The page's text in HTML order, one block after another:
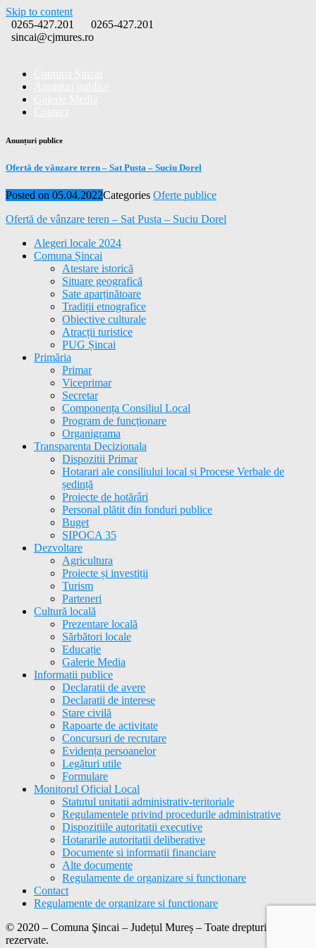
Skip to content
0265-427.201
0265-427.201
sincai@cjmures.ro
Anunțuri publice
Ofertă de vânzare teren – Sat Pusta – Suciu Dorel
Posted on 05.04.2022Categories Oferte publice
Ofertă de vânzare teren – Sat Pusta – Suciu Dorel
Alegeri locale 2024
Comuna Șincai
Atestare istorică
Situare geografică
Sate aparținătoare
Tradiții etnografice
Obiective culturale
Atracții turistice
PUG Șincai
Primăria
Primar
Viceprimar
Secretar
Componența Consiliul Local
Program de funcționare
Organigrama
Transparenta Decizionala
Dispozitii Primar
Hotarari ale consiliului local și Procese Verbale de
ședință
Proiecte de hotărâri
Personal plătit din fonduri publice
Buget
SIPOCA 35
Dezvoltare
Agricultura
Proiecte și investiții
Turism
Parteneri
Cultură locală
Prezentare locală
Sărbători locale
Educație
Galerie Media
Informatii publice
Declaratii de avere
Declaratii de interese
Stare civilă
Rapoarte de activitate
Concursuri de recrutare
Evidența persoanelor
Legături utile
Formulare
Monitorul Oficial Local
Statutul unitatii administrativ-teritoriale
Regulamentele privind procedurile administrative
Dispozitiile autoritatii executive
Hotararile autoritatii deliberative
Documente si informatii financiare
Alte documente
Regulamente de organizare si functionare
Contact
Regulamente de organizare si functionare
© 2020 – Comuna Şincai – Județul Mureș – Toate drepturile
rezervate.